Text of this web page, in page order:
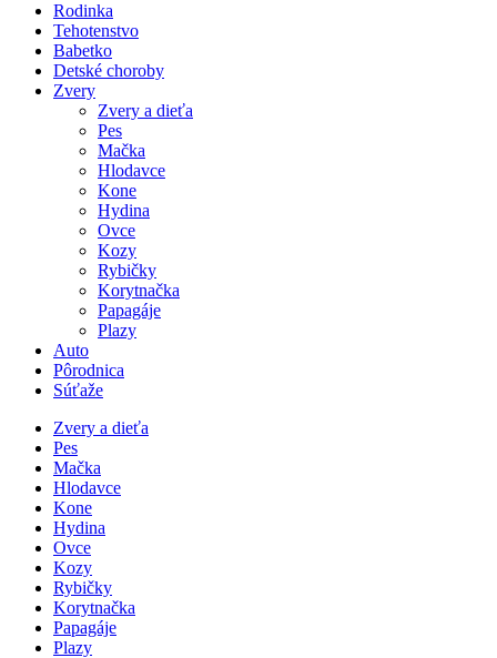
Rodinka
Tehotenstvo
Babetko
Detské choroby
Zvery
Zvery a dieťa
Pes
Mačka
Hlodavce
Kone
Hydina
Ovce
Kozy
Rybičky
Korytnačka
Papagáje
Plazy
Auto
Pôrodnica
Súťaže
Zvery a dieťa
Pes
Mačka
Hlodavce
Kone
Hydina
Ovce
Kozy
Rybičky
Korytnačka
Papagáje
Plazy